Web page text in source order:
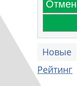
Новые
Рейтинг